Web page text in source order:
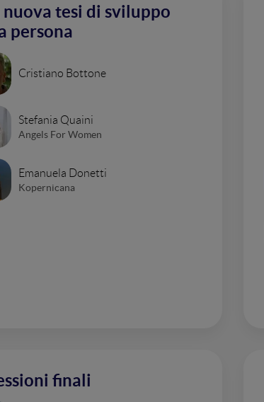
nuova tesi di sviluppo
persona
Cristiano Bottone
Stefania Quaini
Angels For Women
Emanuela Donetti
Kopernicana
finali